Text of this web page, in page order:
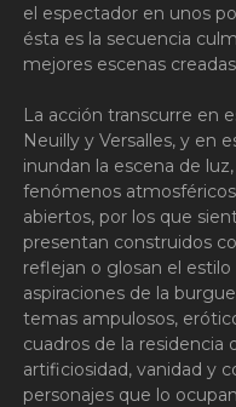
el espectador en unos
ésta es la secuencia
mejores escenas
La acción transcurre en
Neuilly y Versalles, y en
inundan la escena de
fenómenos
abiertos, por los que
presentan construidos
reflejan o glosan el estilo
aspiraciones de la
temas ampulosos,
cuadros de la residencia
artificiosidad, vanidad y
personajes que lo